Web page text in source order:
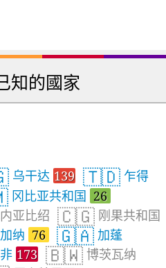
知的國家
乌干达 139 🇹🇩 乍得
冈比亚共和国 26
亚比绍 🇨🇬 刚果共和国
加纳 76 🇬🇦 加蓬
173 🇧🇼 博茨瓦纳